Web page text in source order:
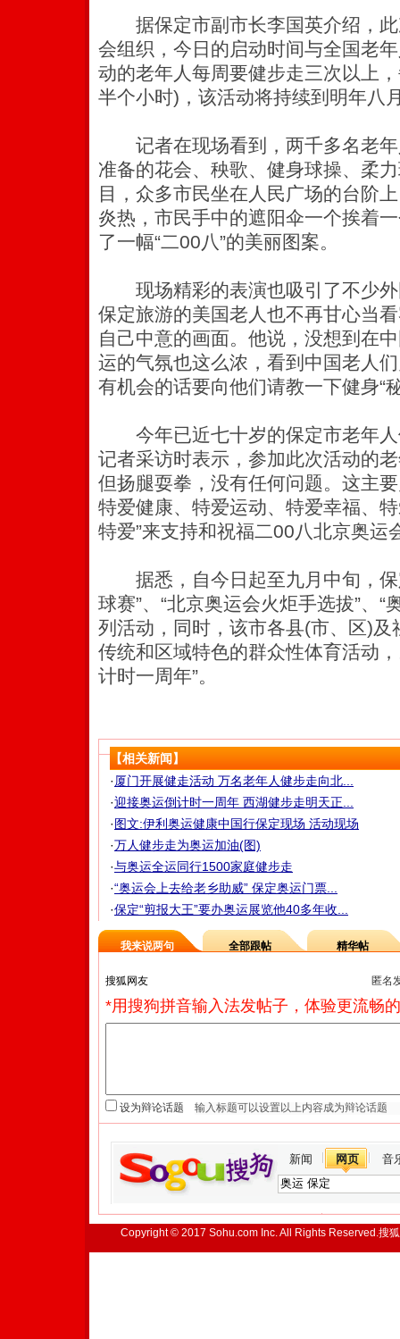
据保定市副市长李国英介绍，此
会组织，今日的启动时间与全国老
动的老年人每周要健步走三次以上
半个小时)，该活动将持续到明年八
记者在现场看到，两千多名老年
准备的花会、秧歌、健身球操、柔
目，众多市民坐在人民广场的台阶
炎热，市民手中的遮阳伞一个挨着
了一幅“二00八”的美丽图案。
现场精彩的表演也吸引了不少外
保定旅游的美国老人也不再甘心当
自己中意的画面。他说，没想到在
运的气氛也这么浓，看到中国老人
有机会的话要向他们请教一下健身“
今年已近七十岁的保定市老年人
记者采访时表示，参加此次活动的
但扬腿耍拳，没有任何问题。这主
特爱健康、特爱运动、特爱幸福、
特爱”来支持和祝福二00八北京奥运
据悉，自今日起至九月中旬，保
球赛”、“北京奥运会火炬手选拔”、“
列活动，同时，该市各县(市、区)
传统和区域特色的群众性体育活动
计时一周年”。
【相关新闻】
· 厦门开展健走活动 万名老年人健步走向北...
·迎接奥运倒计时一周年 西湖健步走明天正...
·图文:伊利奥运健康中国行保定现场 活动现场
·万人健步走为奥运加油(图)
·与奥运全运同行1500家庭健步走
·“奥运会上去给老乡助威” 保定奥运门票...
·保定“剪报大王”要办奥运展览他40多年收...
我来说两句 全部跟帖 精华帖
匿名
*用搜狗拼音输入法发帖子，体验更流畅
设为辩论话题
新闻 网页 音
Copyright © 2017 Sohu.com Inc. All Rights Reserved.搜